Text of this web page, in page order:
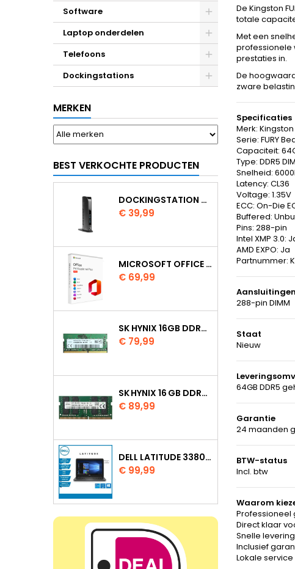
Software
Laptop onderdelen
Telefoons
Dockingstations
MERKEN
BEST VERKOCHTE PRODUCTEN
DOCKINGSTATION KENSINGTON USB 3.0 SD3500V
Prijs
€ 39,99
MICROSOFT OFFICE 2024 PROFESSIONAL PLUS
Prijs
€ 69,99
SK HYNIX 16GB DDR4 3200MHZ SO DIMM HMAA2GS6AJR8N XN
Prijs
€ 79,99
SK HYNIX 16 GB DDR4 3200 MHZ SODIMM
Prijs
€ 89,99
DELL LATITUDE 3380 INTEL CORE I5 7200U 8GB 128GB SSD W11 PRO
Prijs
€ 99,99
De Kingston
totale
Met een
professionele
prestaties in.
De
zware
Specificaties
Merk: Kingston
Serie: FURY
Capaciteit:
Type: DDR5
Snelheid:
Latency: CL36
Voltage: 1.35V
ECC: On-Die
Buffered:
Pins: 288-pin
Intel XMP 3.0:
AMD EXPO: Ja
Partnummer:
Aansluitingen
288-pin DIMM
Staat
Nieuw
64GB DDR5
Garantie
24 maanden
BTW-status
Incl. btw
Waarom
Professioneel
Direct klaar
Snelle
Inclusief
Lokale